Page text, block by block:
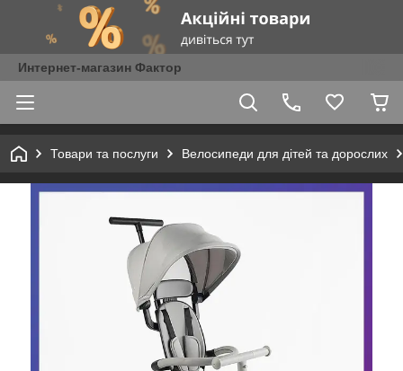
Интернет-магазин Фактор
Товари та послуги Велосипеди для дітей та дорослих